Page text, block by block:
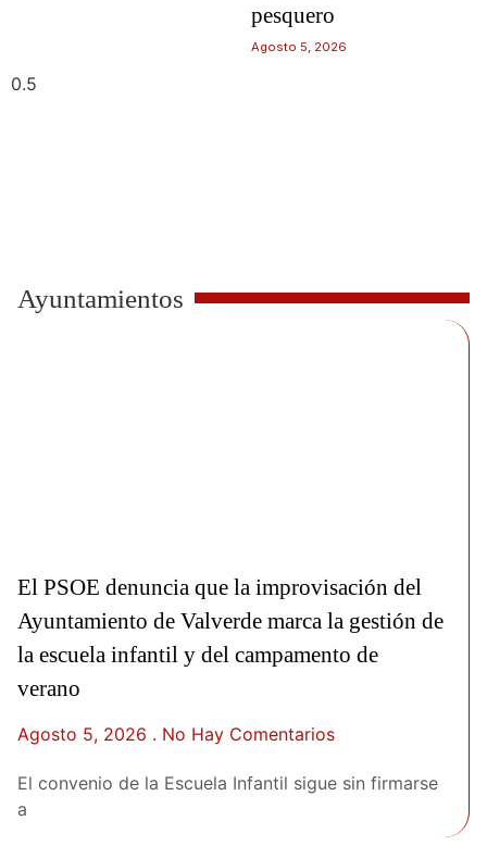
pesquero
Agosto 5, 2026
Ayuntamientos
El PSOE denuncia que la improvisación del
Ayuntamiento de Valverde marca la gestión de
la escuela infantil y del campamento de
verano
Agosto 5, 2026 No Hay Comentarios
El convenio de la Escuela Infantil sigue sin firmarse
a